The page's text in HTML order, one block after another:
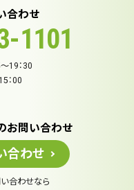
合わせ
1101
～19：30
：00
お問い合わせ
合わせ
合わせなら